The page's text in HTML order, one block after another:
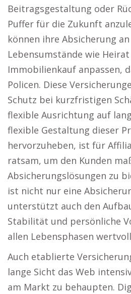
Beitragsgestaltung oder
Puffer für die Zukunft
können ihre Absicherung
Lebensumstände wie
Immobilienkauf anpassen,
Policen. Diese
Schutz bei kurzfristigen
flexible Ausrichtung auf
flexible Gestaltung dieser
hervorzuheben, ist für
ratsam, um den Kunden
Absicherungslösungen zu
ist nicht nur eine
unterstützt auch den
Stabilität und persönliche
allen Lebensphasen
Auch etablierte
lange Sicht das Web
am Markt zu behaupten.